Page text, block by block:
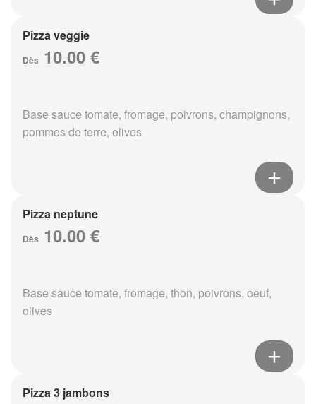
Pizza veggie
Dès 10.00 €
Base sauce tomate, fromage, poivrons, champignons,
pommes de terre, olives
Pizza neptune
Dès 10.00 €
Base sauce tomate, fromage, thon, poivrons, oeuf,
olives
Pizza 3 jambons